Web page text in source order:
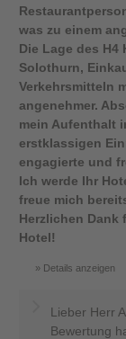
was zu einem
Die Lage des H4
Solothurn,
Verkehrsmitteln
angenehmer.
mein Aufenthalt
erstklassigen
engagierte und
Ich werde Ihr
freue mich
Herzlichen Dank
Hotel!
Details anzeigen
Lieber Herr
Bewertung